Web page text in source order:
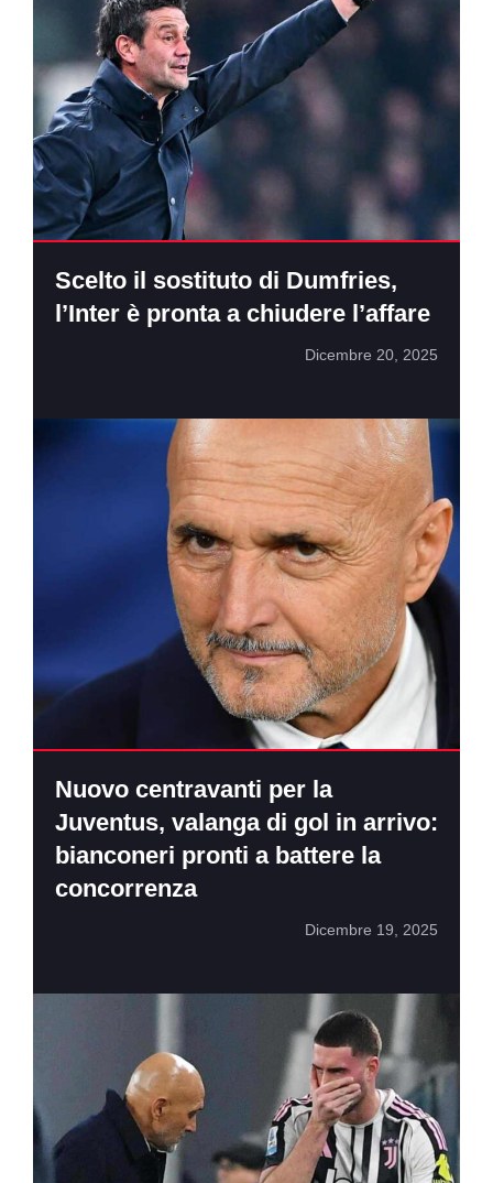
Scelto il sostituto di Dumfries,
l’Inter è pronta a chiudere l’affare
Dicembre 20, 2025
Nuovo centravanti per la
Juventus, valanga di gol in arrivo:
bianconeri pronti a battere la
concorrenza
Dicembre 19, 2025